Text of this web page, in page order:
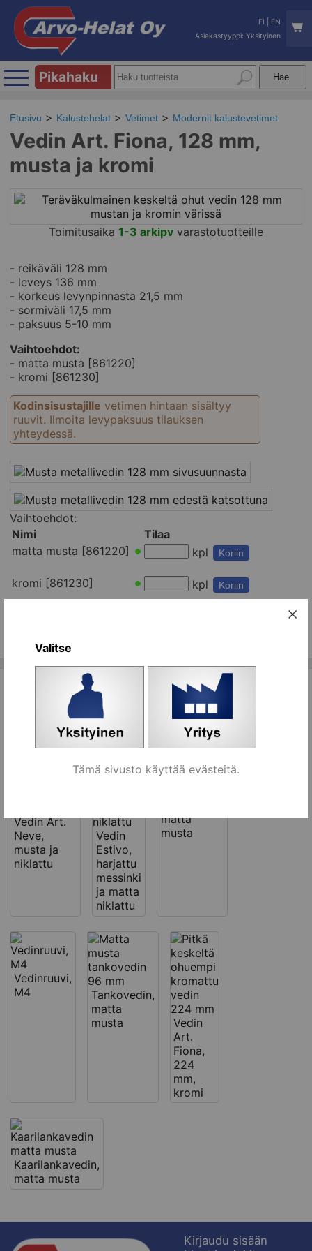
FI
EN
Asiakastyyppi: Yksityinen
Pikahaku
Etusivu Kalustehelat Vetimet Modernit kalustevetimet
Vedin Art. Fiona, 128 mm,
musta ja kromi
- reikäväli 128 mm
- leveys 136 mm
- korkeus levynpinnasta 21,5 mm
- sormiväli 17,5 mm
- paksuus 5-10 mm
Vaihtoehdot:
- matta musta [861220]
- kromi [861230]
Kodinsisustajille vetimen hintaan sisältyy
ruuvit. Ilmoita levypaksuus tilauksen
yhteydessä.
Toimitusaika 1-3 arkipv varastotuotteille
Vaihtoehdot:
Nimi
Tilaa
matta musta [861220]
kpl Koriin
kromi [861230] kpl Koriin
Tähän liittyviä tuotteita
Vedin Art.
Neve,
musta ja
niklattu
Vedin
Estivo,
harjattu
messinki
ja matta
niklattu
matta
musta
Vedinruuvi,
M4
Tankovedin,
matta
musta
Vedin
Art.
Fiona,
224
mm,
kromi
Kaarilankavedin,
matta musta
Kirjaudu sisään
Valitse
Tämä sivusto käyttää evästeitä.